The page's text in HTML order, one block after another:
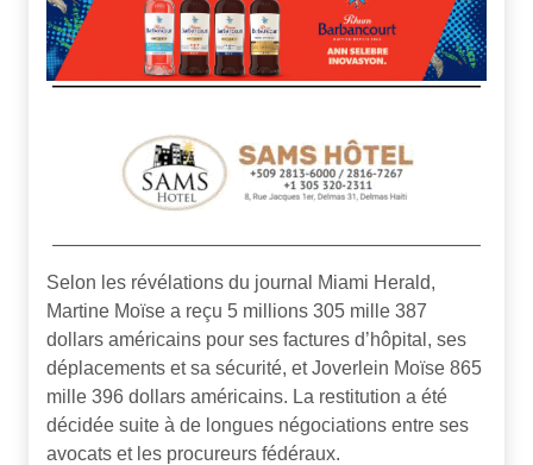
Selon les révélations du journal Miami Herald,
Martine Moïse a reçu 5 millions 305 mille 387
dollars américains pour ses factures d’hôpital, ses
déplacements et sa sécurité, et Joverlein Moïse 865
mille 396 dollars américains. La restitution a été
décidée suite à de longues négociations entre ses
avocats et les procureurs fédéraux.